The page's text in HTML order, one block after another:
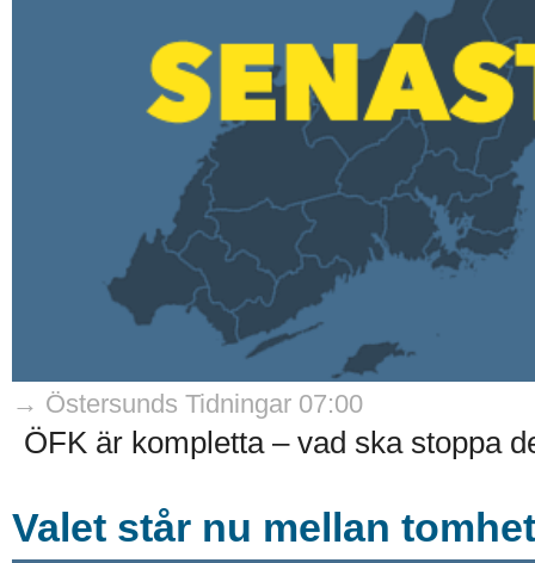
→ Östersunds Tidningar 07:00
ÖFK är kompletta – vad ska stoppa
Valet står nu mellan